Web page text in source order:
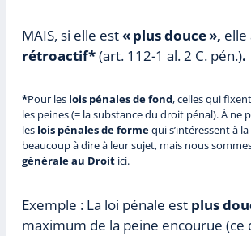
MAIS, si elle est« plus douce »,
rétroactif*(art. 112-1 al. 2 C. pén.).
*Pour les lois pénales de fond, celles qui
les peines (= la substance du droit pénal). À ne
les lois pénales de formequi s’intéressent à la
beaucoup à dire à leur sujet, mais nous
générale au Droit ici.
Exemple : La loi pénale est plus
maximum de la peine encourue (ce